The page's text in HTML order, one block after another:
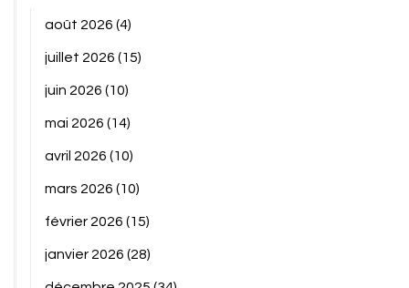
août 2026 (4)
juillet 2026 (15)
juin 2026 (10)
mai 2026 (14)
avril 2026 (10)
mars 2026 (10)
février 2026 (15)
janvier 2026 (28)